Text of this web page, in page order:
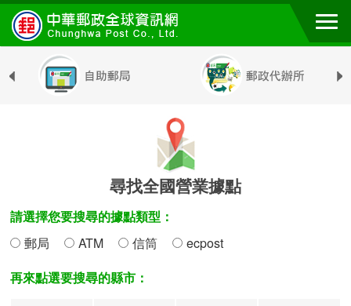
跳到主要內容區塊
尋找全國營業據點
請選擇您要搜尋的據點類型：
郵局
ATM 信筒
ecpost
再來點選要搜尋的縣市：